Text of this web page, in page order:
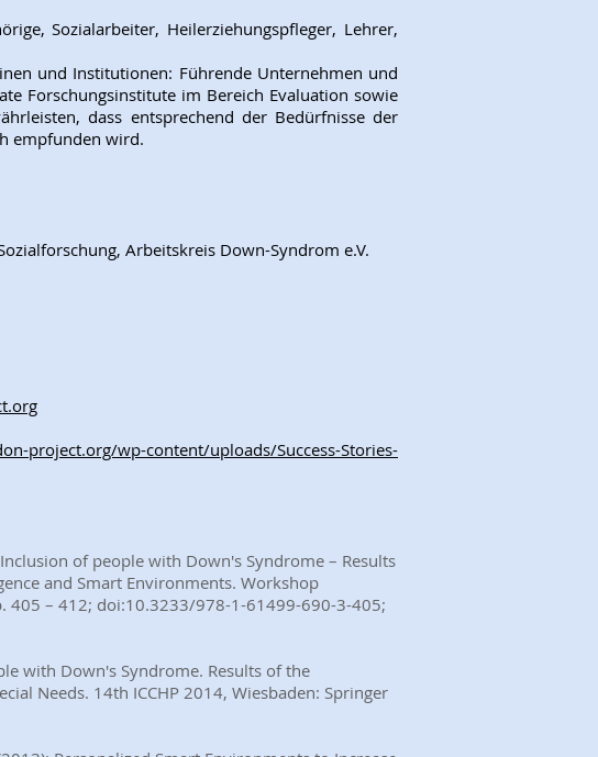
Sozialarbeiter, Heilerziehungspfleger, Lehrer,
und Institutionen: Führende Unternehmen und
Forschungsinstitute im Bereich Evaluation sowie
dass entsprechend der Bedürfnisse der
empfunden wird.
Arbeitskreis Down-Syndrom e.V.
project.org/wp-content/uploads/Success-Stories-
of people with Down's Syndrome – Results
and Smart Environments. Workshop
405 – 412; doi:10.3233/978-1-61499-690-3-405;
with Down's Syndrome. Results of the
Needs. 14th ICCHP 2014, Wiesbaden: Springer